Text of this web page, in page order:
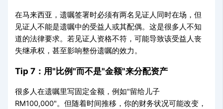
在马来西亚，遗嘱签署时必须有两名见证人同时在场，但
见证人不能是遗嘱中的受益人或其配偶。这是很多人不知
道的法律要求。若见证人资格不符，可能导致该受益人丧
失继承权，甚至影响整份遗嘱的效力。
Tip 7：用"比例"而不是"金额"来分配资产
很多人在遗嘱里写固定金额，例如"留给儿子
RM100,000"。但随着时间推移，你的财务状况可能改变，